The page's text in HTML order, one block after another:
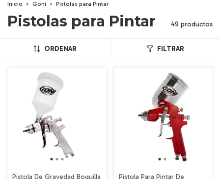
Inicio > Goni > Pistolas para Pintar
Pistolas para Pintar 49 productos
ORDENAR FILTRAR
Pistola De Gravedad Boquilla
Pistola Para Pintar De